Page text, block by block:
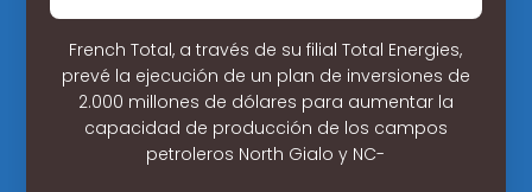
French Total, a través de su filial Total Energies,
prevé la ejecución de un plan de inversiones de
2.000 millones de dólares para aumentar la
capacidad de producción de los campos
petroleros North Gialo y NC-